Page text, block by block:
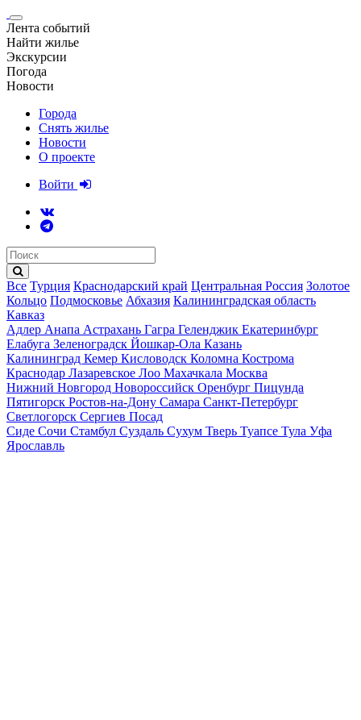
Лента событий
Найти жилье
Экскурсии
Погода
Новости
Города
Снять жилье
Новости
О проекте
Войти
Все Турция Краснодарский край Центральная Россия Золотое
Кольцо Подмосковье Абхазия Калининградская область
Кавказ
Адлер Анапа Астрахань Гагра Геленджик Екатеринбург
Елабуга Зеленоградск Йошкар-Ола Казань
Калининград Кемер Кисловодск Коломна Кострома
Краснодар Лазаревское Лоо Махачкала Москва
Нижний Новгород Новороссийск Оренбург Пицунда
Пятигорск Ростов-на-Дону Самара Санкт-Петербург
Светлогорск Сергиев Посад
Сиде Сочи Стамбул Суздаль Сухум Тверь Туапсе Тула Уфа
Ярославль